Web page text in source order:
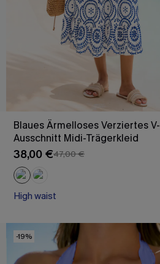
Blaues Ärmelloses Verziertes V-
Ausschnitt Midi-Trägerkleid
38,00 €47,00 €
High waist
-19%